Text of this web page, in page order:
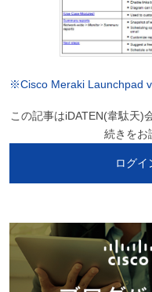
※Cisco Meraki Launchpad
この記事はiDATEN(韋駄天)
続きをお
ログイ